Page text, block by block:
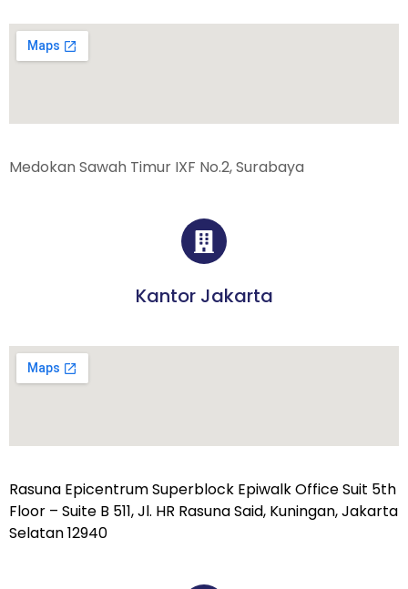
Medokan Sawah Timur IXF No.2, Surabaya
Kantor Jakarta
Rasuna Epicentrum Superblock Epiwalk Office Suit 5th
Floor – Suite B 511, Jl. HR Rasuna Said, Kuningan, Jakarta
Selatan 12940